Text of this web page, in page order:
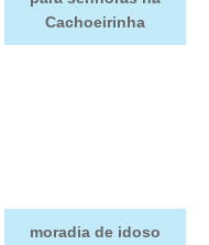
Cachoeirinha
moradia de idoso